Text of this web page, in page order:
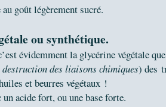
goût légèrement sucré.
ou synthétique.
évidemment la glycérine végétale
des liaisons chimiques) des
et beurres végétaux !
acide fort, ou une base forte.